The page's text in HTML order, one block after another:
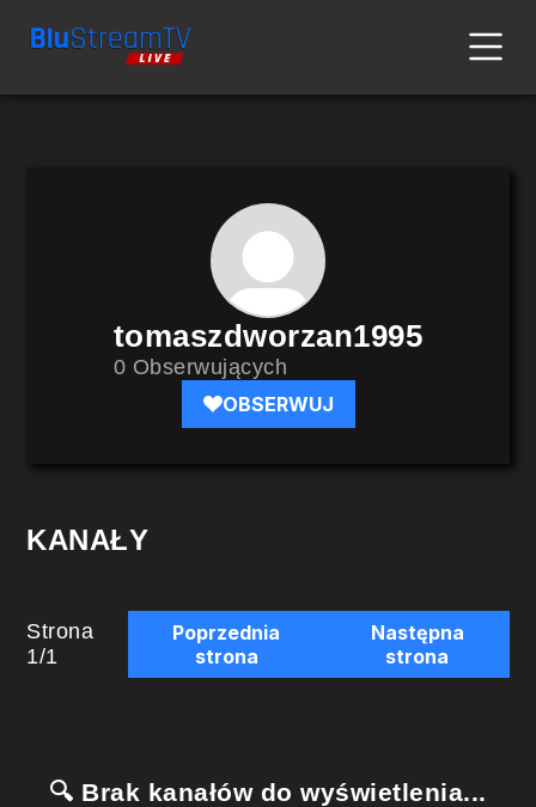
tomaszdworzan1995
0 Obserwujących
OBSERWUJ
KANAŁY
Strona
1/1
Poprzednia
strona
Następna
strona
🔍 Brak kanałów do wyświetlenia...